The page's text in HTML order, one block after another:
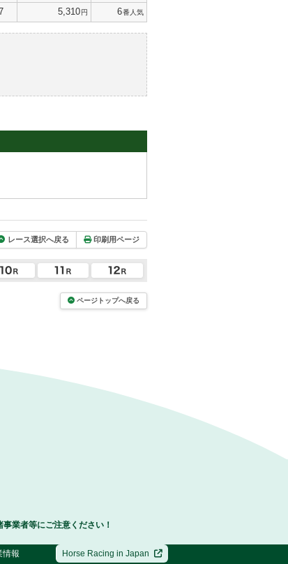
5,310円 6番人気
レース選択へ戻る 印刷用ページ
ページトップへ戻る
業者等にご注意ください！
情報 Horse Racing in Japan